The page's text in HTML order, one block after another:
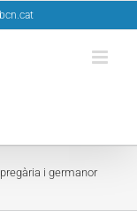
i germanor